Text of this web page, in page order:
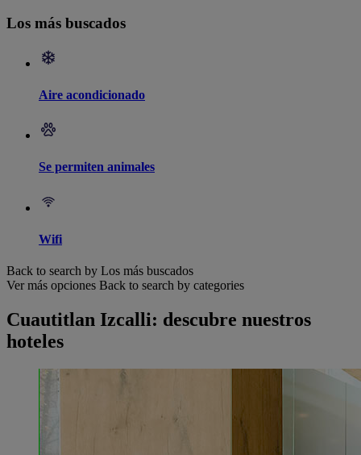
Los más buscados
Aire acondicionado
Se permiten animales
Wifi
Back to search by Los más buscados
Ver más opciones Back to search by categories
Cuautitlan Izcalli: descubre nuestros
hoteles